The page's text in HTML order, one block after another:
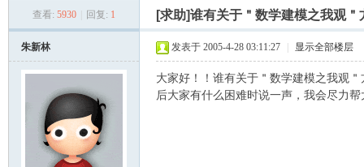
› › ›
查看: 5930 回复: 1 [求助]谁有关于＂数学建模之我观＂
朱新林 发表于 2005-4-28 03:11:27 显示全部楼层
大家好！！谁有关于＂数学建模之我观
后大家有什么困难时说一声，我会尽力帮